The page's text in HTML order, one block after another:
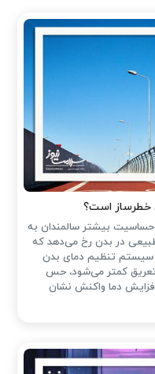
خطرساز است؟
بیشتر سالمندان به
در بدن رخ می‌دهد که
سیستم تنظیم دمای بدن
تعریق کمتر می‌شود، حس
دما واکنش نشان